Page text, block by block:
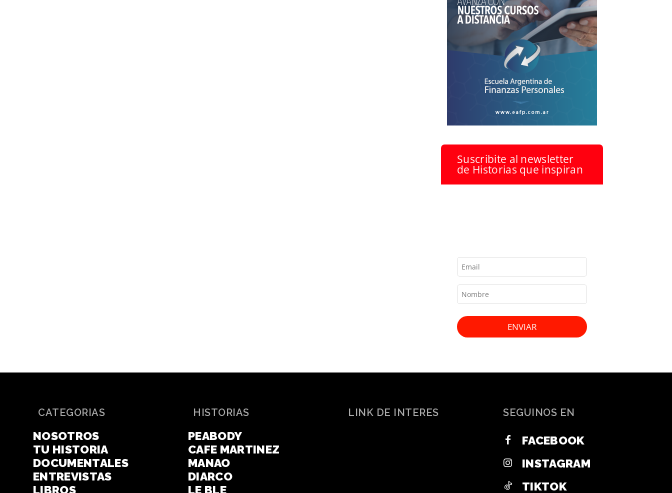
Suscribite al newsletter
de Historias que inspiran
ENVIAR
CATEGORIAS
NOSOTROS
TU HISTORIA
DOCUMENTALES
ENTREVISTAS
LIBROS
HISTORIAS
PEABODY
CAFE MARTINEZ
MANAO
DIARCO
LE BLE
LINK DE INTERES SEGUINOS EN
FACEBOOK
INSTAGRAM
TIKTOK